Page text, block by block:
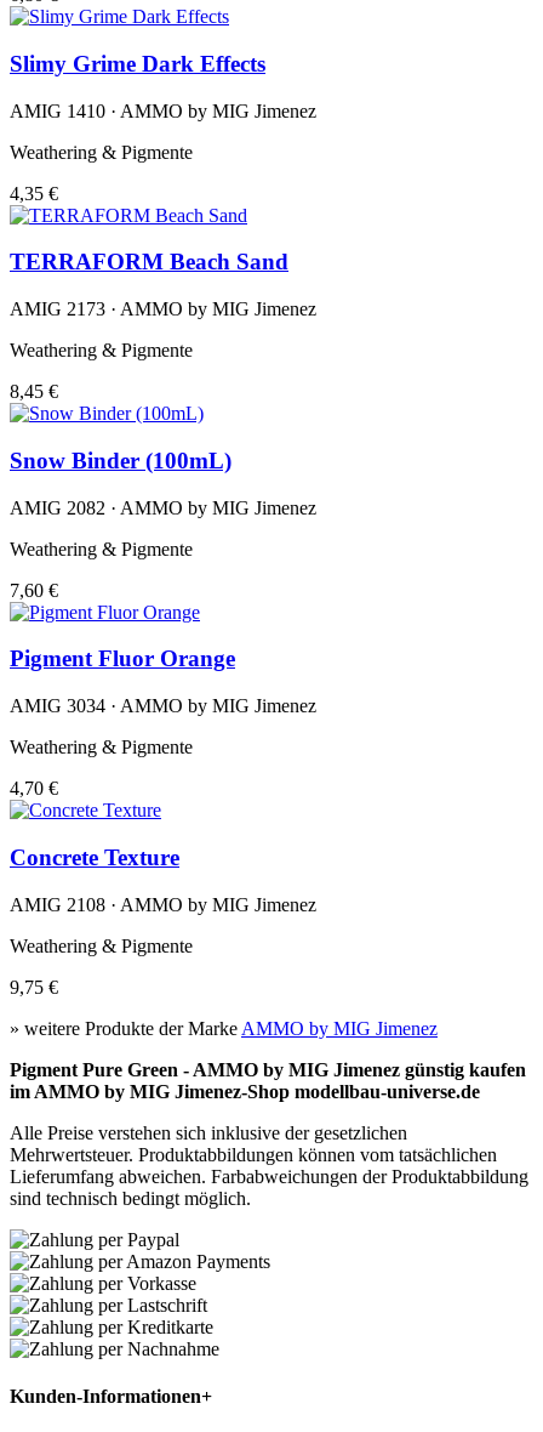
Slimy Grime Dark Effects
AMIG 1410 · AMMO by MIG Jimenez
Weathering & Pigmente
4,35 €
TERRAFORM Beach Sand
AMIG 2173 · AMMO by MIG Jimenez
Weathering & Pigmente
8,45 €
Snow Binder (100mL)
AMIG 2082 · AMMO by MIG Jimenez
Weathering & Pigmente
7,60 €
Pigment Fluor Orange
AMIG 3034 · AMMO by MIG Jimenez
Weathering & Pigmente
4,70 €
Concrete Texture
AMIG 2108 · AMMO by MIG Jimenez
Weathering & Pigmente
9,75 €
» weitere Produkte der Marke AMMO by MIG Jimenez
Pigment Pure Green - AMMO by MIG Jimenez günstig kaufen
im AMMO by MIG Jimenez-Shop modellbau-universe.de
Alle Preise verstehen sich inklusive der gesetzlichen
Mehrwertsteuer. Produktabbildungen können vom tatsächlichen
Lieferumfang abweichen. Farbabweichungen der Produktabbildung
sind technisch bedingt möglich.
Kunden-Informationen+